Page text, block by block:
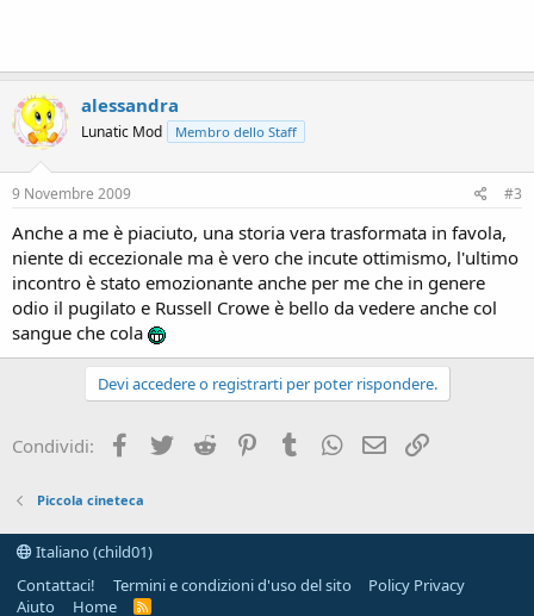
alessandra
Lunatic Mod Membro dello Staff
9 Novembre 2009 #3
Anche a me è piaciuto, una storia vera trasformata in favola,
niente di eccezionale ma è vero che incute ottimismo, l'ultimo
incontro è stato emozionante anche per me che in genere
odio il pugilato e Russell Crowe è bello da vedere anche col
sangue che cola
Devi accedere o registrarti per poter rispondere.
Condividi: Facebook
Twitter Reddit PinterestTumblrWhatsApp
e-mail
Piccola cineteca
Italiano (child01)
Contattaci!
Termini e condizioni d'uso del sito
Policy Privacy
Aiuto
Home
R